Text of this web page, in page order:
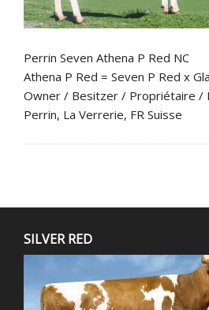
Perrin Seven Athena P Red NC
Athena P Red = Seven P Red x
Owner / Besitzer / Propriétaire /
Perrin, La Verrerie, FR Suisse
SILVER RED